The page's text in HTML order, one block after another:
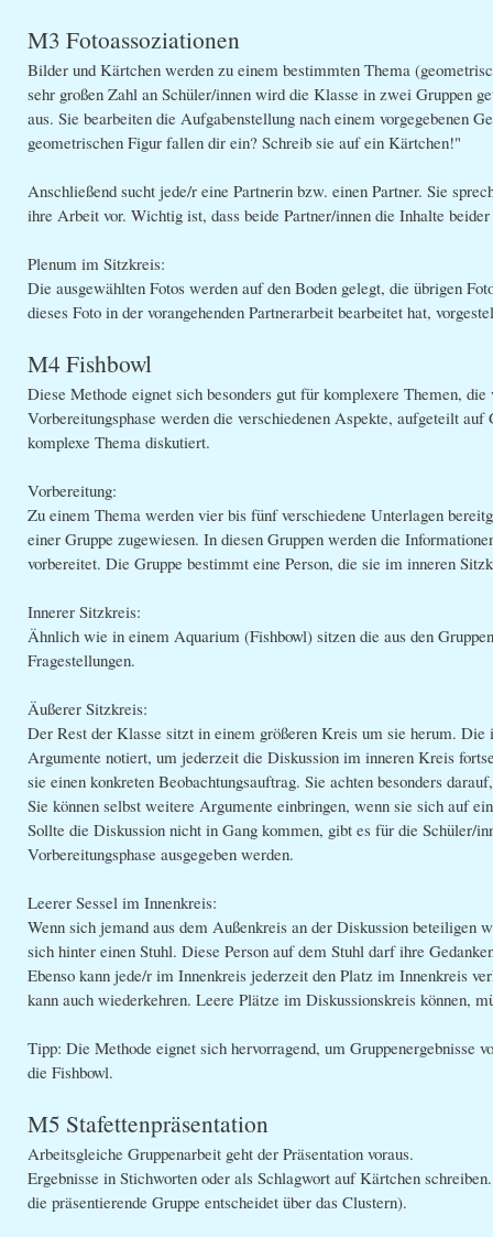
M3 Fotoassoziationen
Bilder und Kärtchen werden zu einem bestimmten Thema
sehr großen Zahl an Schüler/innen wird die Klasse in zwei Gruppen
aus. Sie bearbeiten die Aufgabenstellung nach einem vorgegebenen
geometrischen Figur fallen dir ein? Schreib sie auf ein Kärtchen!"
Anschließend sucht jede/r eine Partnerin bzw. einen Partner. Sie
ihre Arbeit vor. Wichtig ist, dass beide Partner/innen die Inhalte
Plenum im Sitzkreis:
Die ausgewählten Fotos werden auf den Boden gelegt, die übrigen
dieses Foto in der vorangehenden Partnerarbeit bearbeitet hat,
M4 Fishbowl
Diese Methode eignet sich besonders gut für komplexere Themen,
Vorbereitungsphase werden die verschiedenen Aspekte, aufgeteilt
komplexe Thema diskutiert.
Vorbereitung:
Zu einem Thema werden vier bis fünf verschiedene Unterlagen
einer Gruppe zugewiesen. In diesen Gruppen werden die
vorbereitet. Die Gruppe bestimmt eine Person, die sie im inneren
Innerer Sitzkreis:
Ähnlich wie in einem Aquarium (Fishbowl) sitzen die aus den
Fragestellungen.
Äußerer Sitzkreis:
Der Rest der Klasse sitzt in einem größeren Kreis um sie herum.
Argumente notiert, um jederzeit die Diskussion im inneren Kreis
sie einen konkreten Beobachtungsauftrag. Sie achten besonders
Sie können selbst weitere Argumente einbringen, wenn sie sich auf
Sollte die Diskussion nicht in Gang kommen, gibt es für die Schüler/
Vorbereitungsphase ausgegeben werden.
Leerer Sessel im Innenkreis:
Wenn sich jemand aus dem Außenkreis an der Diskussion
sich hinter einen Stuhl. Diese Person auf dem Stuhl darf ihre
Ebenso kann jede/r im Innenkreis jederzeit den Platz im Innenkreis
kann auch wiederkehren. Leere Plätze im Diskussionskreis können,
Tipp: Die Methode eignet sich hervorragend, um Gruppenergebnisse
die Fishbowl.
M5 Stafettenpräsentation
Arbeitsgleiche Gruppenarbeit geht der Präsentation voraus.
Ergebnisse in Stichworten oder als Schlagwort auf Kärtchen
die präsentierende Gruppe entscheidet über das Clustern).